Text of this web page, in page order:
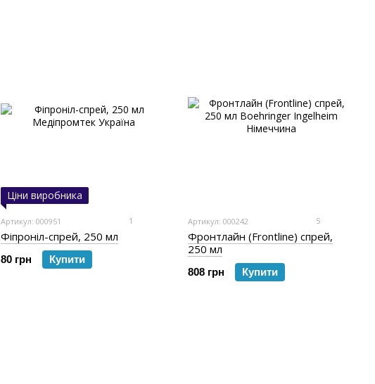
Ціни виробника
Артикул: 000951 1
Фіпроніл-спрей, 250 мл
80 грн Купити
Артикул: 000242 5
Фронтлайн (Frontline) спрей,
250 мл
808 грн Купити